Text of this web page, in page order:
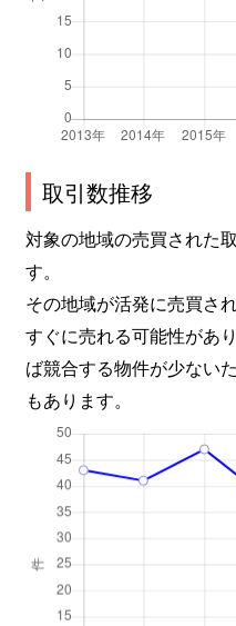
取引数推移
対象の地域の売買された
す。
その地域が活発に売買さ
すぐに売れる可能性があ
ば競合する物件が少ない
もあります。